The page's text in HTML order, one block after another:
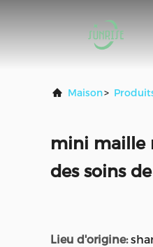
Maison>
mini maille
des soins
Lieu d'origine: